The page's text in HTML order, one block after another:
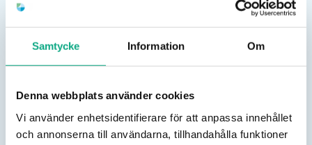
Samtycke Information Om
Denna webbplats använder cookies
Vi använder enhetsidentifierare för att anpassa innehållet
och annonserna till användarna, tillhandahålla funktioner
Meddelande
Skicka meddelande